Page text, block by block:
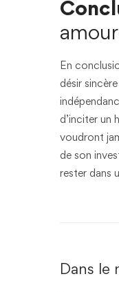
En
désir
d’inciter un
voudront
de son
rester dans
Dans le